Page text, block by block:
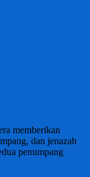
memberikan
dan jenazah
penumpang